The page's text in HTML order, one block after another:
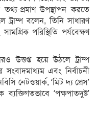
প্রমাণ উপস্থাপন করতে
ট্রাম্প বলেন, তিনি সাধারণ
পরিস্থিতি পর্যবেক্ষণ
হয়ে উঠলে ট্রাম্প
এবং নির্বাচনী
নেটওয়ার্ক, ‘মিট দ্য প্রেস’
‘পক্ষপাতদুষ্ট’